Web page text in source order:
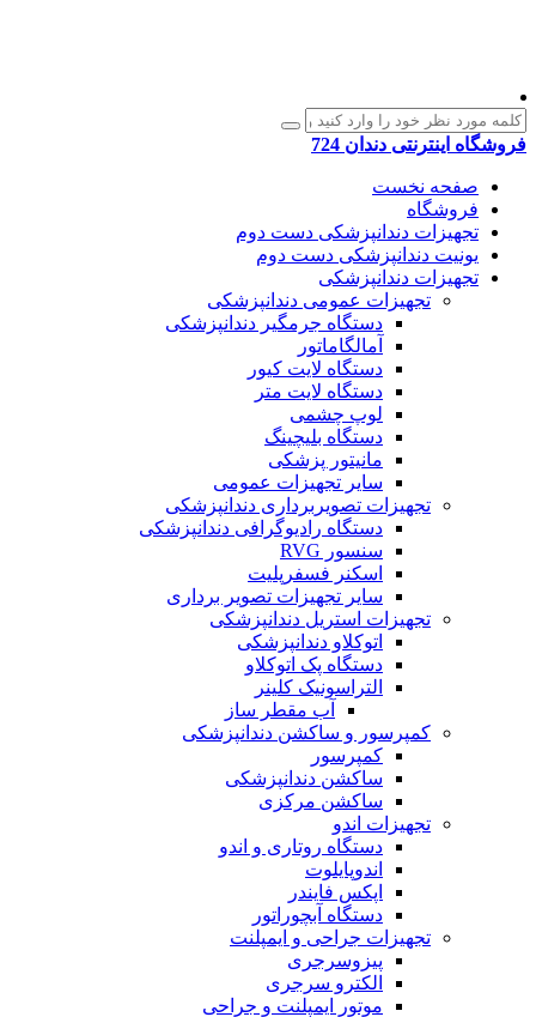
فروشگاه اینترنتی دندان 724
صفحه نخست
فروشگاه
تجهیزات دندانپزشکی دست دوم
یونیت دندانپزشکی دست دوم
تجهیزات دندانپزشکی
تجهیزات عمومی دندانپزشکی
دستگاه جرمگیر دندانپزشکی
آمالگاماتور
دستگاه لایت کیور
دستگاه لایت متر
لوپ چشمی
دستگاه بلیچینگ
مانیتور پزشکی
سایر تجهیزات عمومی
تجهیزات تصویربرداری دندانپزشکی
دستگاه رادیوگرافی دندانپزشکی
سنسور RVG
اسکنر فسفرپلیت
سایر تجهیزات تصویر برداری
تجهیزات استریل دندانپزشکی
اتوکلاو دندانپزشکی
دستگاه پک اتوکلاو
التراسونیک کلینر
آب مقطر ساز
کمپرسور و ساکشن دندانپزشکی
کمپرسور
ساکشن دندانپزشکی
ساکشن مرکزی
تجهیزات اندو
دستگاه روتاری و اندو
اندوپایلوت
اپکس فایندر
دستگاه آبچوراتور
تجهیزات جراحی و ایمپلنت
پیزوسرجری
الکترو سرجری
موتور ایمپلنت و جراحی